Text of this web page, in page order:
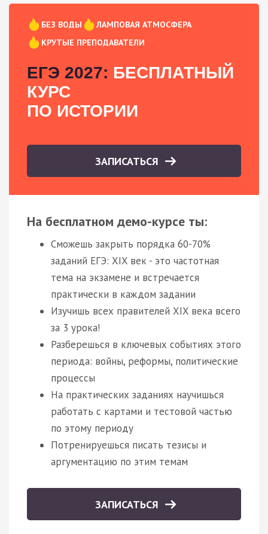
БЕЗ ВОДЫ
ЛАМПОВАЯ АТМОСФЕРА
КРУТЫЕ ПРЕПОДАВАТЕЛИ
ЕГЭ 2027: БЕСПЛАТНЫЙ
КУРС
ПО ИСТОРИИ
ЗАПИСАТЬСЯ
На бесплатном демо-курсе ты:
Сможешь закрыть порядка 60-70%
заданий ЕГЭ: XIX век - это частотная
тема на экзамене и встречается
практически в каждом задании
Изучишь всех правителей XIX века всего
за 3 урока!
Разберешься в ключевых событиях этого
периода: войны, реформы, политические
процессы
На практических заданиях научишься
работать с картами и тестовой частью
по этому периоду
Потренируешься писать тезисы и
аргументацию по этим темам
ЗАПИСАТЬСЯ